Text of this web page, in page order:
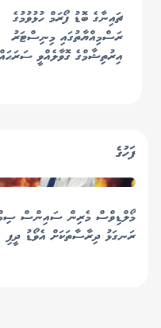
ޗައިނާގެ ބޮޑު ފޯރަމް ހުޅުވުމުގެ
ރަސްމިއްޔާތުގައި މިނިސްޓަރު
އިރުތިޝާމްގެ ގޮވާލެއްވީ
ފަހުގެ
މޯލްޑިވްސް މެރިން ސައިންސް
ރަނގަޅު ދިރާސާތަކަށް އެވޯޑު ދީފި